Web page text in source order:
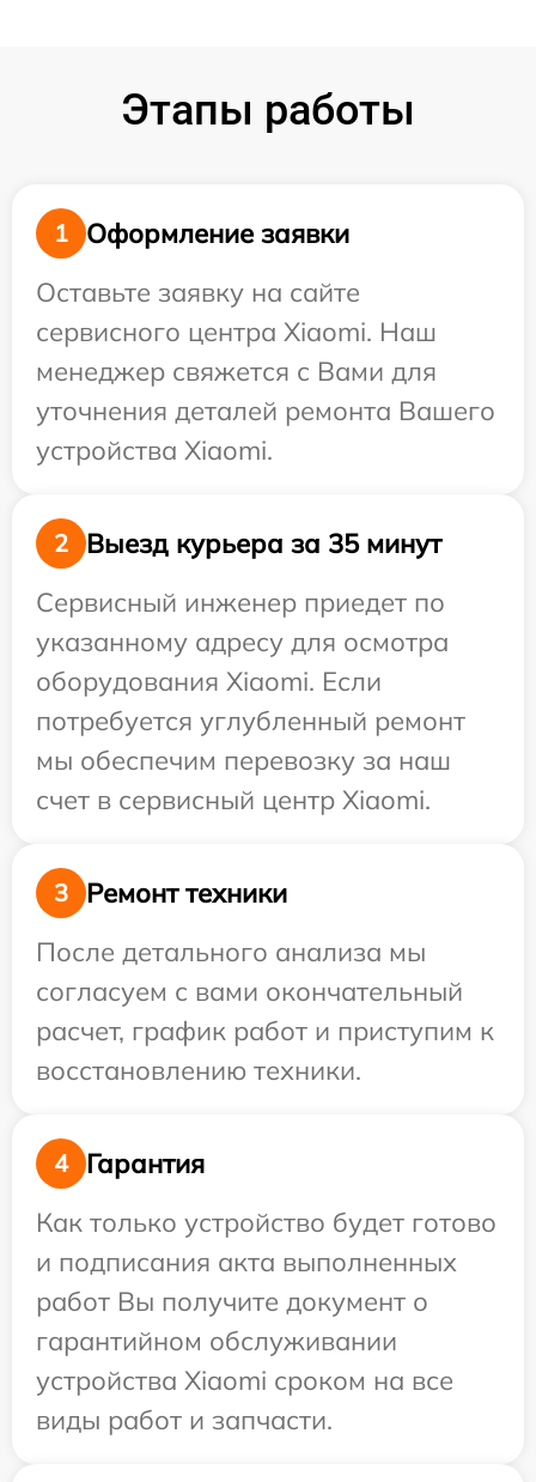
Этапы работы
1
Оформление заявки
Оставьте заявку на сайте
сервисного центра Xiaomi. Наш
менеджер свяжется с Вами для
уточнения деталей ремонта Вашего
устройства Xiaomi.
2
Выезд курьера за 35 минут
Сервисный инженер приедет по
указанному адресу для осмотра
оборудования Xiaomi. Если
потребуется углубленный ремонт
мы обеспечим перевозку за наш
счет в сервисный центр Xiaomi.
3
Ремонт техники
После детального анализа мы
согласуем с вами окончательный
расчет, график работ и приступим к
восстановлению техники.
4
Гарантия
Как только устройство будет готово
и подписания акта выполненных
работ Вы получите документ о
гарантийном обслуживании
устройства Xiaomi сроком на все
виды работ и запчасти.